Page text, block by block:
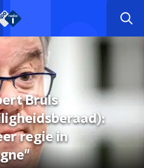
Bruls
regie in